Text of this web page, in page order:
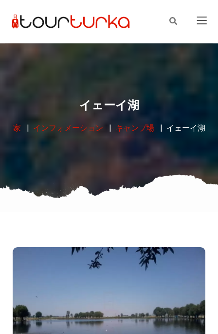
イェーイ湖
家 インフォメーション キャンプ場 イェーイ湖